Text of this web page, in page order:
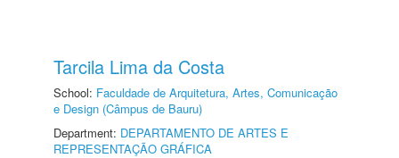
Tarcila Lima da Costa
School: Faculdade de Arquitetura, Artes, Comunicação
e Design (Câmpus de Bauru)
Department: DEPARTAMENTO DE ARTES E
REPRESENTAÇÃO GRÁFICA